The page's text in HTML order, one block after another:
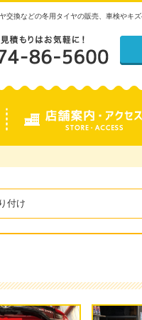
換などの冬用タイヤの販売、車検やキ
付け